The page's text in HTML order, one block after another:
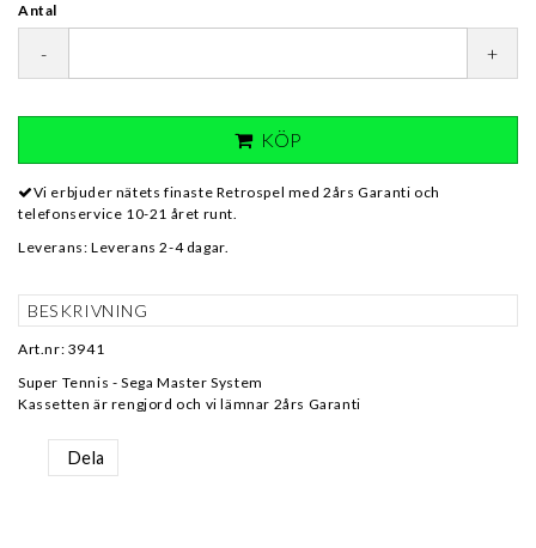
Antal
- +
KÖP
Vi erbjuder nätets finaste Retrospel med 2års Garanti och
telefonservice 10-21 året runt.
Leverans: Leverans 2-4 dagar.
BESKRIVNING
Art.nr: 3941
Super Tennis - Sega Master System
Kassetten är rengjord och vi lämnar 2års Garanti
Dela